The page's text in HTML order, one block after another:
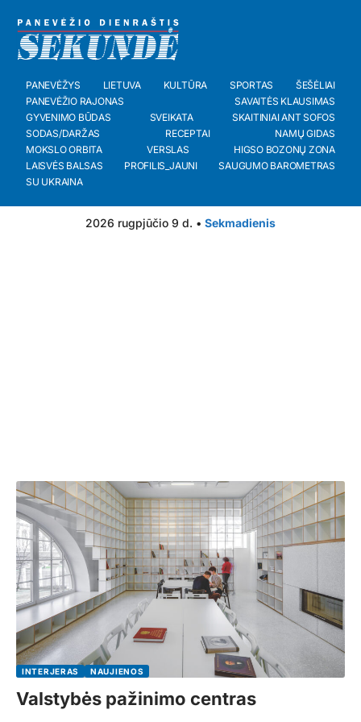
PANEVĖŽYS LIETUVA KULTŪRA SPORTAS
ŠEŠĖLIAI
PANEVĖŽIO RAJONAS
SAVAITĖS KLAUSIMAS
GYVENIMO BŪDAS
SVEIKATA
SKAITINIAI ANT SOFOS
SODAS/DARŽAS
RECEPTAI
NAMŲ GIDAS
MOKSLO ORBITA
VERSLAS
HIGSO BOZONŲ ZONA
LAISVĖS BALSAS
PROFILIS_JAUNI
SAUGUMO BAROMETRAS
SU UKRAINA
2026 rugpjūčio 9 d. • Sekmadienis
INTERJERAS NAUJIENOS
Valstybės pažinimo centras